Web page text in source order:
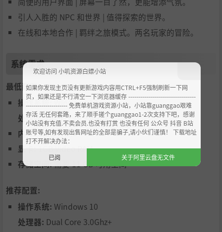
引人入胜的 NPC 和世界 | 值得探索的世界。
在线和本地合作 | 羁绊之旅模式。两名玩家的冒险。
系统需求
最低配置:
操作系统:Windows 10
处理器:Dual Core 2.4Ghz
内存:8 GB RAM
显卡:
1GB Video RAM
存储空间:需要 11 GB 可用空间
推荐配置:
操作系统: Windows 10
处理器: Dual Core 3.0Ghz+
欢迎访问 小叽资源白嫖小站
如果你发现主页没有更新游戏内容用CTRL+F5强制刷新一下网
页，如果还是不行清空一下浏览器缓存 ----------------------------------
--------------------- 免费单机游戏资源小站，小站靠guanggao艰难
存活 无任何套路，来了顺手搓个guanggao1-2次支持下吧，感谢
小站没有充值.不卖会员.也没有打赏 也没有任何 公众号 抖音 B站
账号等,如有发现出售网址的全部是骗子,请小伙们谨慎！ 下载地址
打不开解决办法：
已阅
关于阿里云盘无文件